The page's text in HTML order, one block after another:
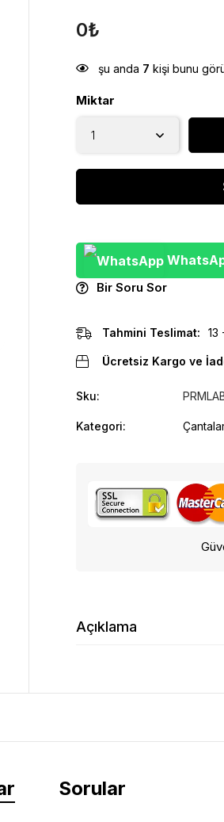
0₺
şu anda 7 kişi bunu
Miktar
Bir Soru Sor
Tahmini Teslimat: 13
Ücretsiz Kargo ve
Sku:
Kategori:
Açıklama
Sorular